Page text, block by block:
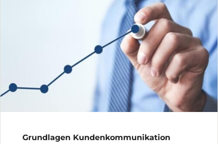
Grundlagen Kundenkommunikation